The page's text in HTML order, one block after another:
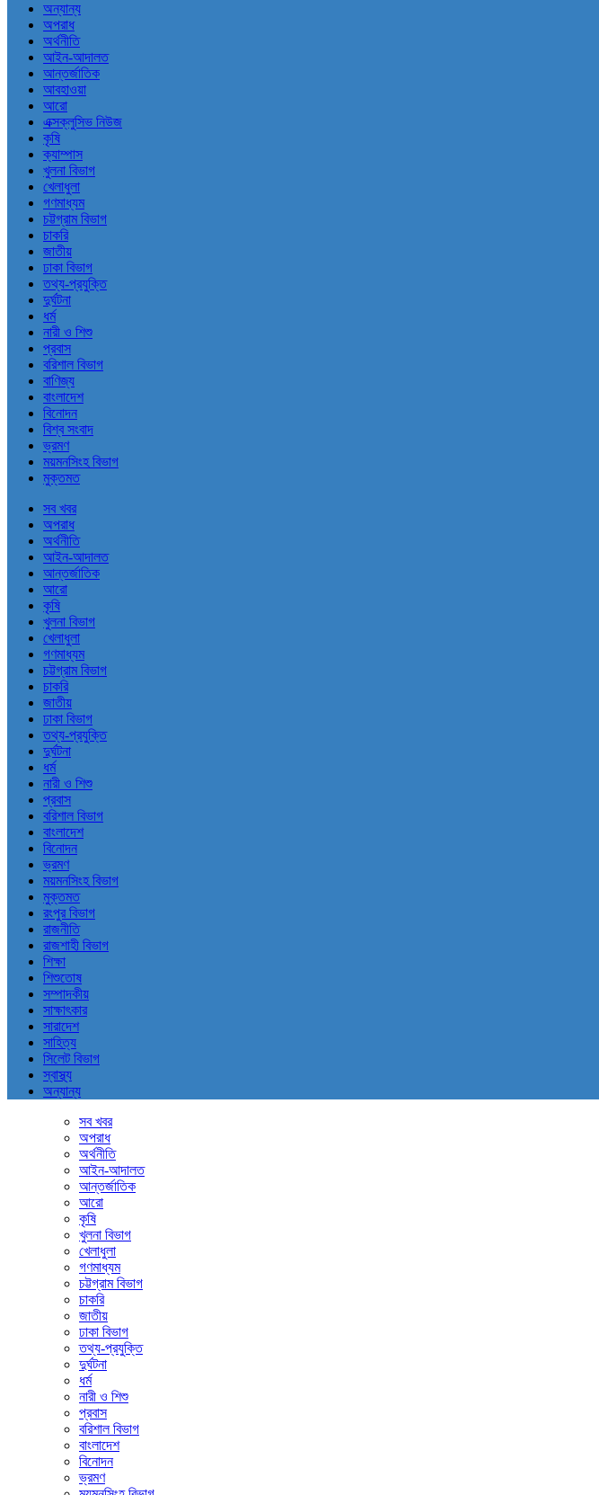
অন্যান্য
অপরাধ
অর্থনীতি
আইন-আদালত
আন্তর্জাতিক
আবহাওয়া
আরো
এক্সক্লুসিভ নিউজ
কৃষি
ক্যাম্পাস
খুলনা বিভাগ
খেলাধুলা
গণমাধ্যম
চট্টগ্রাম বিভাগ
চাকরি
জাতীয়
ঢাকা বিভাগ
তথ্য-প্রযুক্তি
দুর্ঘটনা
ধর্ম
নারী ও শিশু
প্রবাস
বরিশাল বিভাগ
বাণিজ্য
বাংলাদেশ
বিনোদন
বিশ্ব সংবাদ
ভ্রমণ
ময়মনসিংহ বিভাগ
মুক্তমত
সব খবর
অপরাধ
অর্থনীতি
আইন-আদালত
আন্তর্জাতিক
আরো
কৃষি
খুলনা বিভাগ
খেলাধুলা
গণমাধ্যম
চট্টগ্রাম বিভাগ
চাকরি
জাতীয়
ঢাকা বিভাগ
তথ্য-প্রযুক্তি
দুর্ঘটনা
ধর্ম
নারী ও শিশু
প্রবাস
বরিশাল বিভাগ
বাংলাদেশ
বিনোদন
ভ্রমণ
ময়মনসিংহ বিভাগ
মুক্তমত
রংপুর বিভাগ
রাজনীতি
রাজশাহী বিভাগ
শিক্ষা
শিশুতোষ
সম্পাদকীয়
সাক্ষাৎকার
সারাদেশ
সাহিত্য
সিলেট বিভাগ
স্বাস্থ্য
অন্যান্য
সব খবর
অপরাধ
অর্থনীতি
আইন-আদালত
আন্তর্জাতিক
আরো
কৃষি
খুলনা বিভাগ
খেলাধুলা
গণমাধ্যম
চট্টগ্রাম বিভাগ
চাকরি
জাতীয়
ঢাকা বিভাগ
তথ্য-প্রযুক্তি
দুর্ঘটনা
ধর্ম
নারী ও শিশু
প্রবাস
বরিশাল বিভাগ
বাংলাদেশ
বিনোদন
ভ্রমণ